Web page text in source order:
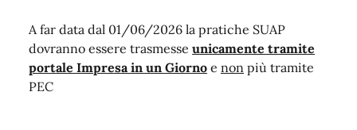
A far data dal 01/06/2026 la pratiche SUAP
dovranno essere trasmesse unicamente tramite
portale Impresa in un Giorno e non più tramite
PEC